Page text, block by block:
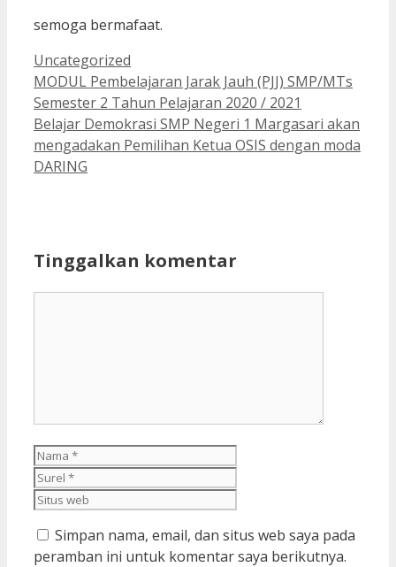
semoga bermafaat.
Kategori
Uncategorized
MODUL Pembelajaran Jarak Jauh (PJJ) SMP/MTs
Semester 2 Tahun Pelajaran 2020 / 2021
Belajar Demokrasi SMP Negeri 1 Margasari akan
mengadakan Pemilihan Ketua OSIS dengan moda
DARING
Tinggalkan komentar
Nama
Simpan nama, email, dan situs web saya pada
peramban ini untuk komentar saya berikutnya.